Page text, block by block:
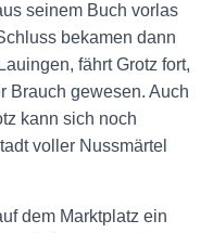
seinem Buch vorlas
bekamen dann
fährt Grotz fort,
Brauch gewesen. Auch
kann sich noch
voller Nussmärtel
dem Marktplatz ein